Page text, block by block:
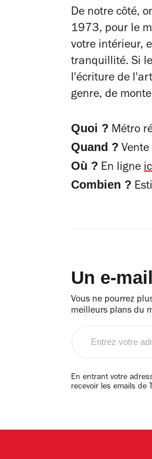
De notre côté,
1973, pour le
votre intérieur,
tranquillité. Si
l'écriture de
genre, de
Quoi ? Métro
Quand ?
Où ? En ligne
Combien ?
Un e-
Vous ne pourrez
meilleurs plans du
email
En entrant votre
recevoir les emails de